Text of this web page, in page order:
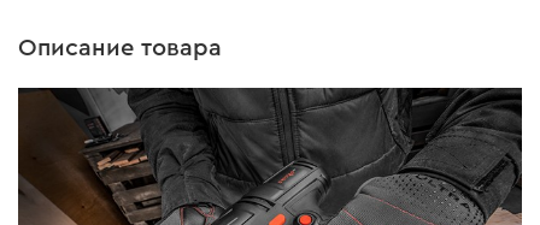
Описание товара